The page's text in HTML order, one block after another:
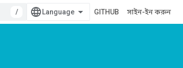
/
GITHUB সাইন-ইন করুন